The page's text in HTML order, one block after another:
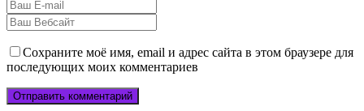
Сохраните моё имя, email и адрес сайта в этом браузере для
последующих моих комментариев